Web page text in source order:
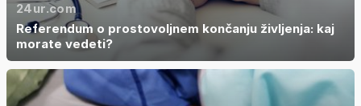
24ur.com
Referendum o prostovoljnem končanju življenja: kaj
morate vedeti?